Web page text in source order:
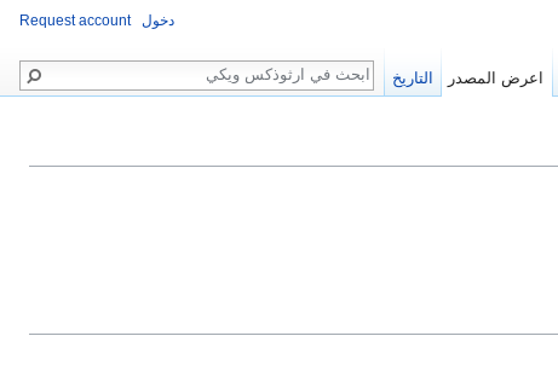
Request account دخول
بحث
التاريخ اعرض المصدر